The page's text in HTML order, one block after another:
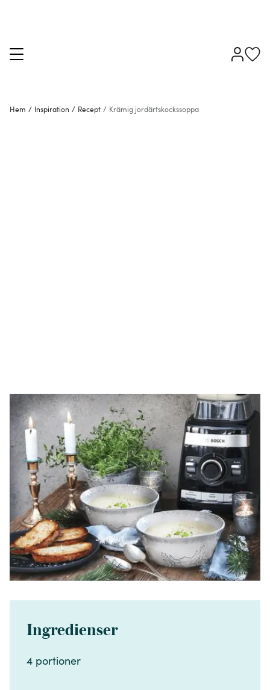
Hem / Inspiration / Recept / Krämig jordärtskockssoppa
Ingredienser
4 portioner​​​​‌ ‍ ​‍​‍‌‍ ‌ ​‍‌‍‍‌‌‍‌ ‌‍‍‌‌‍ ‍​‍​‍​ ‍‍​‍​‍‌ ​ ‌‍​‌‌‍ ‍‌‍‍‌‌ ‌​‌ ‍‌​‍ ‍‌‍‍‌‌‍ ​‍​‍​‍ ​​‍​‍‌‍‍​‌ ​‍‌‍‌‌‌‍‌‍​‍​‍​ ‍‍​‍​‍‌‍‍​‌ ‌​‌ ‌​‌ ​​‌ ​ ​ ‍‍​‍ ​‍ ‌‍​ ‌‍ ‌‌ ​ ​‍ ‍‌‍​ ‌‍‌‌‌ ​‍‌ ‌‍‌‍‌‌‌ ​‍‌‍​‌​‍ ‍‌ ​ ‌‍‌‌​‍ ‌ ​​‌ ​‍‌‍ ‌‍‌​‌ ‌‌‌‍​ ‌ ‌​‌‍‍‌‌‍ ‌‍ ‍​‍ ‌‍‍‌‌‍ ‍‌ ‌​‌‍‌‌‌‍ ‍‌ ‌​​‍ ‌‍‌‌‌‍‌​‌‍‍‌‌ ‌​​‍ ‌‍ ‌‌‍ ‌‍‌​‌‍‌‌​ ‌‌ ​​‌ ​‍‌‍‌‌‌ ​ ‌‍‌‌‌‍ ‍‌ ‌​‌‍​‌‌ ‌​‌‍‍‌‌‍ ‌‍ ‍​ ‍ ‌‍‍‌‌‍‌​​ ‌‌‍​‌​ ‌​​ ​‌​ ​​‌‍‌‍‌‍‌​‌‍​‌​ ‌‍​‍ ‌​ ‍‌​ ​‌​ ‌​​ ‌‍​‍ ‌​ ‌​​ ‍‌​ ​‍​ ‌‌​‍ ‌‌‍​‌​ ​ ​ ‌‌​ ‍​​‍ ‌​ ‌‌​ ‍‌‌‍‌‍​ ‍​​ ‌​​ ​‍‌‍‌​​ ​​​ ‍‌​ ‌‍​ ​‍​ ‌‍​ ‍ ‌ ‌​‌ ‍‌‌ ​​‌‍‌‌​ ‌‌ ​​‌‍​‌‌‍‌ ‌‍‌‌​ ‍ ‌ ​​‌‍​‌‌ ‌​‌‍‍​​ ‌‌‍​‍‌‍ ​‌‍ ‌‍​ ‌‍‍ ‌ ​ ​‍‌‌​ ‌‌‌​​‍‌‌ ‌‍‍ ‌‍‌‌‌ ‍‌​‍‌‌​ ​ ‌​‌​​‍‌‌​ ​ ‌​‌​​‍‌‌​ ​‍​ ​‍‌‍​‍​ ‌‌​ ‌​​ ‌ ‌‍​ ​ ​ ​ ‍‌​ ‌ ​‍ ‌​ ​ ​ ​‌​ ‌ ​ ‌ ​‍ ‌​ ‌​‌‍​‍​ ​​‌‍‌​​‍ ‌‌‍​‍​ ‌​‌‍‌‌​ ‍‌​‍ ‌​ ​​‌‍​‌​ ‌‌​ ‌​​ ​​​ ‍‌​ ‍‌​ ​‌​ ‌‍‌‍​ ‌‍‌​​ ​‌​‍‌‌​ ​‍​ ​‍​‍‌‌​ ‌‌‌​‌​​‍ ‍‌‍​ ‌‍ ‌‍ ​‌ ‌‌‌‍ ‌‌‍ ‍‌ ​ ​‍‌‌​ ‌‌‌​​‍‌‌ ‌‍‍ ‌‍‌‌‌ ‍‌​‍‌‌​ ​ ‌​‌​​‍‌‌​ ​ ‌​‌​​‍‌‌​ ​‍​ ​‍‌‍​ ​ ​ ​ ‍​​ ​​​ ​‌​ ​‌​ ​‌‌‍‌‌‌‍​‍‌‍​‌‌‍‌​​ ​‌​‍‌‌​ ​‍​ ​‍​‍‌‌​ ‌‌‌​‌​​‍ ‍‌‍‍‌‌ ‌​‌‍‌‌‌‍ ‌‌ ​ ​‍‌‌​ ‌‌‌​​‍​ ​​​‍‌‌​ ‌‌‌​‌​​ ‌‍​‍‌‍​‌‌ ​ ‌‍‌‌‌‌‌‌‌ ​‍‌‍ ​​ ‌‌‍‍​‌ ‌​‌ ‌​‌ ​​‌ ​ ​‍‌‌​ ​ ‌​​‌​‍‌‌​ ​‍‌​‌‍​‍‌‌​ ​‍‌​‌‍‌‍​ ‌‍ ‌‌ ​ ​‍ ‍‌‍​ ‌‍‌‌‌ ​‍‌ ‌‍‌‍‌‌‌ ​‍‌‍​‌​‍ ‍‌ ​ ‌‍‌‌​‍‌‍‌‍‍‌‌‍‌​​ ‌‌‍​‌​ ‌​​ ​‌​ ​​‌‍‌‍‌‍‌​‌‍​‌​ ‌‍​‍ ‌​ ‍‌​ ​‌​ ‌​​ ‌‍​‍ ‌​ ‌​​ ‍‌​ ​‍​ ‌‌​‍ ‌‌‍​‌​ ​ ​ ‌‌​ ‍​​‍ ‌​ ‌‌​ ‍‌‌‍‌‍​ ‍​​ ‌​​ ​‍‌‍‌​​ ​​​ ‍‌​ ‌‍​ ​‍​ ‌‍​‍‌‍‌ ‌​‌ ‍‌‌ ​​‌‍‌‌​ ‌‌ ​​‌‍​‌‌‍‌ ‌‍‌‌​‍‌‍‌ ​​‌‍​‌‌ ‌​‌‍‍​​ ‌‌‍​‍‌‍ ​‌‍ ‌‍​ ‌‍‍ ‌ ​ ​‍‌‌​ ‌‌‌​​‍‌‌ ‌‍‍ ‌‍‌‌‌ ‍‌​‍‌‌​ ​ ‌​‌​​‍‌‌​ ​ ‌​‌​​‍‌‌​ ​‍​ ​‍‌‍​‍​ ‌‌​ ‌​​ ‌ ‌‍​ ​ ​ ​ ‍‌​ ‌ ​‍ ‌​ ​ ​ ​‌​ ‌ ​ ‌ ​‍ ‌​ ‌​‌‍​‍​ ​​‌‍‌​​‍ ‌‌‍​‍​ ‌​‌‍‌‌​ ‍‌​‍ ‌​ ​​‌‍​‌​ ‌‌​ ‌​​ ​​​ ‍‌​ ‍‌​ ​‌​ ‌‍‌‍​ ‌‍‌​​ ​‌​‍‌‌​ ​‍​ ​‍​‍‌‌​ ‌‌‌​‌​​‍ ‍‌‍​ ‌‍ ‌‍ ​‌ ‌‌‌‍ ‌‌‍ ‍‌ ​ ​‍‌‌​ ‌‌‌​​‍‌‌ ‌‍‍ ‌‍‌‌‌ ‍‌​‍‌‌​ ​ ‌​‌​​‍‌‌​ ​ ‌​‌​​‍‌‌​ ​‍​ ​‍‌‍​ ​ ​ ​ ‍​​ ​​​ ​‌​ ​‌​ ​‌‌‍‌‌‌‍​‍‌‍​‌‌‍‌​​ ​‌​‍‌‌​ ​‍​ ​‍​‍‌‌​ ‌‌‌​‌​​‍ ‍‌‍‍‌‌ ‌​‌‍‌‌‌‍ ‌‌ ​ ​‍‌‌​ ‌‌‌​​‍​ ​​​‍‌‌​ ‌‌‌​‌​​‍‌‍‌ ‌ ‌‍ ‌ ​‍‌‍‍ ‌ ​ ‌ ​​‌‍​‌‌‍​ ‌‍‌‌​ ‌‌ ​​‌ ​‍‌‍ ‌‍‌​‌ ‌‌‌‍​ ‌ ‌​‌‍‍‌‌‍ ‌‍ ‍​‍‌‍‌ ​​‌‍‌‌‌ ​‍‌ ​ ‌ ​​‌‍‌‌‌‍​ ‌ ‌​‌‍‍‌‌ ‌‍‌‍‌‌​ ‌‌ ​​‌ ‌‌‌‍​‍‌‍ ​‌‍‍‌‌ ​ ‌‍‍​‌‍‌‌‌‍‌​​‍​‍‌ ‌